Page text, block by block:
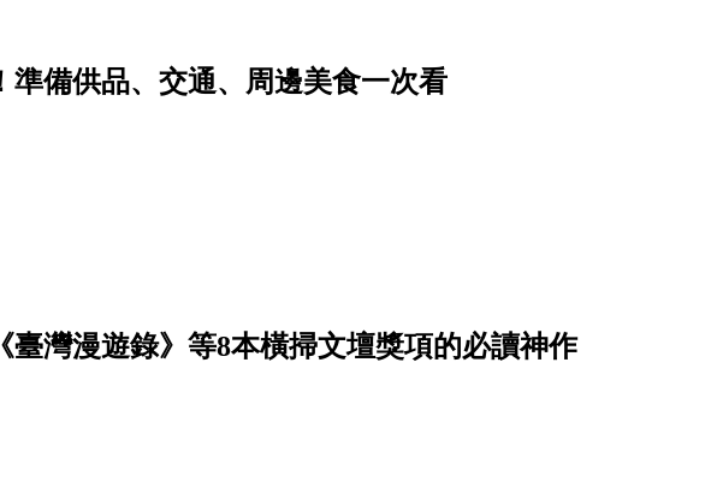
準備供品、交通、周邊美食一次看
臺灣漫遊錄》等8本橫掃文壇獎項的必讀神作